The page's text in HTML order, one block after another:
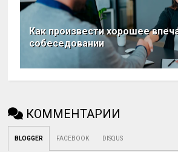
Как произвести хорошее
собеседовании
КОММЕНТАРИИ
BLOGGER FACEBOOK DISQUS